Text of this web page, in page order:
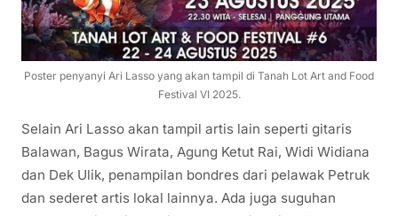
Poster penyanyi Ari Lasso yang akan tampil di Tanah Lot Art and Food
Festival VI 2025.
Selain Ari Lasso akan tampil artis lain seperti gitaris
Balawan, Bagus Wirata, Agung Ketut Rai, Widi Widiana
dan Dek Ulik, penampilan bondres dari pelawak Petruk
dan sederet artis lokal lainnya. Ada juga suguhan